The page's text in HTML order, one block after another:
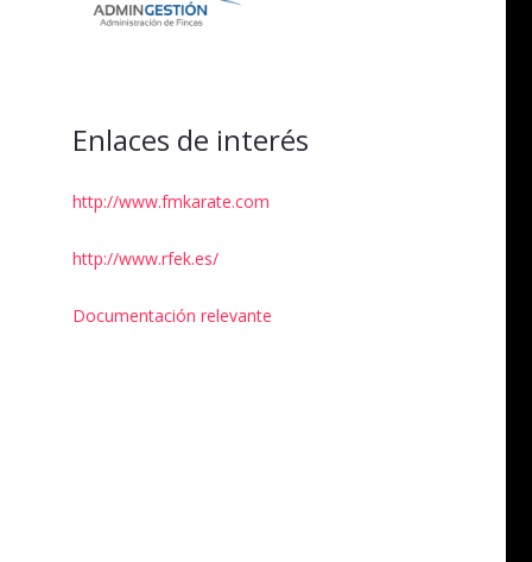
Enlaces de interés
http://www.fmkarate.com
http://www.rfek.es/
Documentación relevante